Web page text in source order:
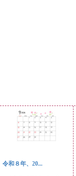
令和８年、20...